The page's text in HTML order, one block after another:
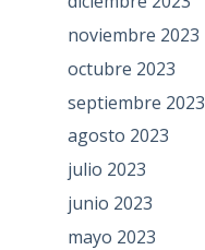
noviembre 2023
octubre 2023
septiembre 2023
agosto 2023
julio 2023
junio 2023
mayo 2023